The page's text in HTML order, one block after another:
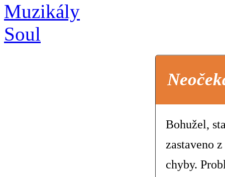
Muzikály
Soul
Bohužel,
zastaveno
chyby.